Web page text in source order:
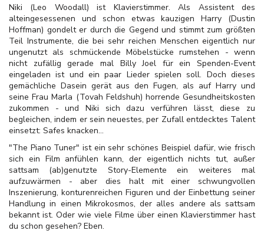
Niki (Leo Woodall) ist Klavierstimmer. Als Assistent des
alteingesessenen und schon etwas kauzigen Harry (Dustin
Hoffman) gondelt er durch die Gegend und stimmt zum größten
Teil Instrumente, die bei sehr reichen Menschen eigentlich nur
ungenutzt als schmückende Möbelstücke rumstehen - wenn
nicht zufällig gerade mal Billy Joel für ein Spenden-Event
eingeladen ist und ein paar Lieder spielen soll. Doch dieses
gemächliche Dasein gerät aus den Fugen, als auf Harry und
seine Frau Marla (Tovah Feldshuh) horrende Gesundheitskosten
zukommen - und Niki sich dazu verführen lässt, diese zu
begleichen, indem er sein neuestes, per Zufall entdecktes Talent
einsetzt: Safes knacken...
"The Piano Tuner" ist ein sehr schönes Beispiel dafür, wie frisch
sich ein Film anfühlen kann, der eigentlich nichts tut, außer
sattsam (ab)genutzte Story-Elemente ein weiteres mal
aufzuwärmen - aber dies halt mit einer schwungvollen
Inszenierung, konturenreichen Figuren und der Einbettung seiner
Handlung in einen Mikrokosmos, der alles andere als sattsam
bekannt ist. Oder wie viele Filme über einen Klavierstimmer hast
du schon gesehen? Eben.